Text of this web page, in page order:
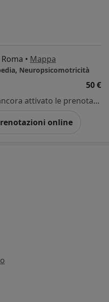
• Mappa
Neuropsicomotricità
50 €
Questo dottore non ha ancora attivato le prenotazioni online presso questo indirizzo.
online